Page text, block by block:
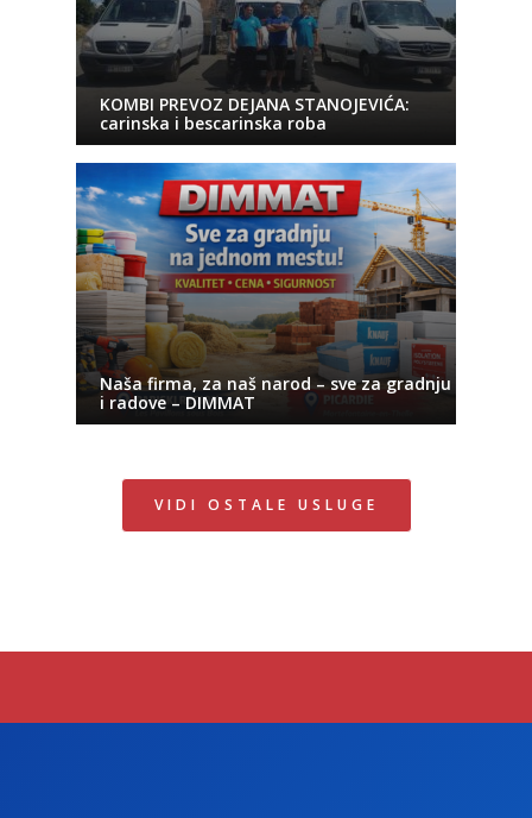
KOMBI PREVOZ DEJANA STANOJEVIĆA:
carinska i bescarinska roba
Naša firma, za naš narod – sve za gradnju
i radove – DIMMAT
VIDI OSTALE USLUGE